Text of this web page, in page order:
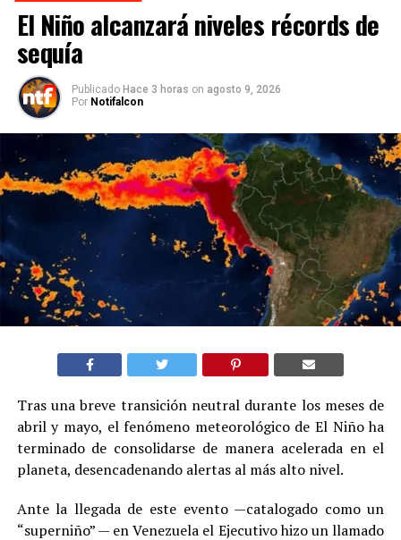
El Niño alcanzará niveles récords de
sequía
Publicado Hace 3 horas on agosto 9, 2026
Por Notifalcon
Tras una breve transición neutral durante los meses de
abril y mayo, el fenómeno meteorológico de El Niño ha
terminado de consolidarse de manera acelerada en el
planeta, desencadenando alertas al más alto nivel.
Ante la llegada de este evento —catalogado como un
“superniño” — en Venezuela el Ejecutivo hizo un llamado